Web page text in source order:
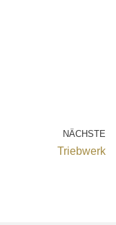
NÄCHSTE
Triebwerk